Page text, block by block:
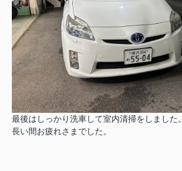
最後はしっかり洗車して室内清掃をしました。
長い間お疲れさまでした。